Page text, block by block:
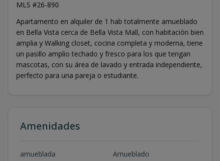
MLS #26-890
Apartamento en alquiler de 1 hab totalmente amueblado
en Bella Vista cerca de Bella Vista Mall, con habitación bien
amplia y Walking closet, cocina completa y moderna, tiene
un pasillo amplio techado y fresco para los que tengan
mascotas, con su área de lavado y entrada independiente,
perfecto para una pareja o estudiante.
Amenidades
amueblada
Amueblado